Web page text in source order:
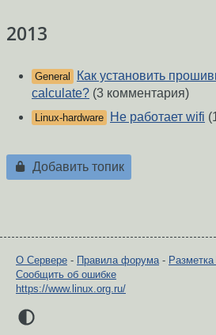
2013
General
Как установить
calculate? (3 комментария)
Linux-hardware Не работает wifi
Добавить топик
О Сервере - Правила форума -
Сообщить об ошибке
https://www.linux.org.ru/